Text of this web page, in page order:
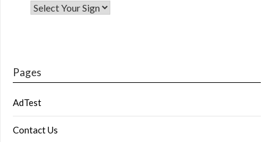
Pages
AdTest
Contact Us